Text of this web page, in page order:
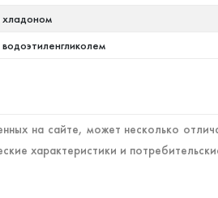
хладоном
на сайте, может несколько
характеристики и